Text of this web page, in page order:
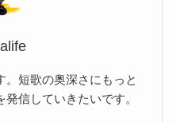
短歌の奥深さにもっと
信していきたいです。